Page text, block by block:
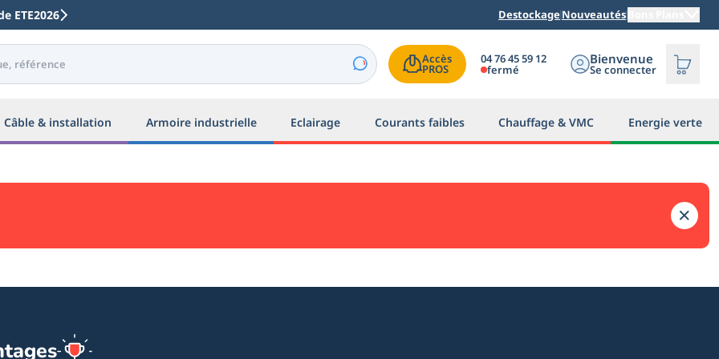
ETE2026 DestockageNouveautés
Accès
PROS
04 76 45 59 12
fermé
Bienvenue
Se connecter
Câble & installation Armoire industrielle Eclairage Courants faibles Chauffage & VMC Energie verte